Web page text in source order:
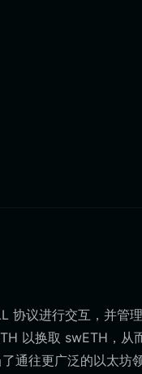
协议进行交互，并管
以换取 swETH，
通往更广泛的以太坊